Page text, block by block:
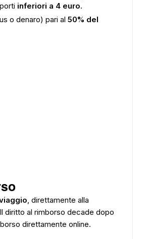
inferiori a 4 euro.
o denaro) pari al 50% del
, direttamente alla
diritto al rimborso decade dopo
direttamente online.